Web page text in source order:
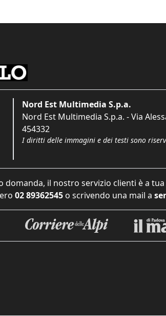
Nord Est Multimedia S.p.a.
Nord Est Multimedia S.p.a. - Via
454332
I diritti delle immagini e dei testi sono
domanda, il nostro servizio clienti è a
02 89362545 o scrivendo una mail a